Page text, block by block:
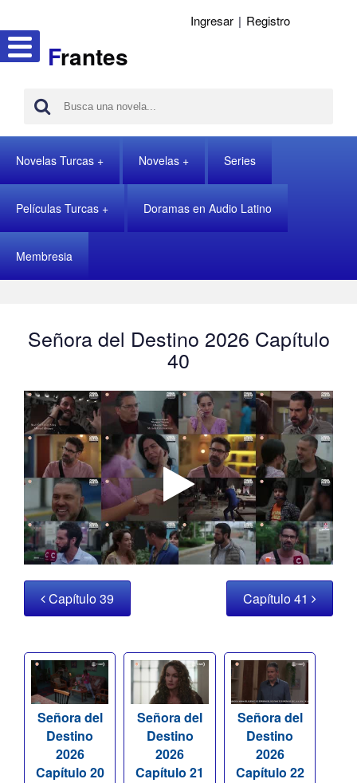
Frantes
Ingresar | Registro
Novelas Turcas Novelas Series
Películas Turcas Doramas en Audio Latino
Membresia
Señora del Destino 2026 Capítulo
40
Capítulo 39 Capítulo 41
Señora del
Destino
2026
Capítulo 20
Señora del
Destino
2026
Capítulo 21
Señora del
Destino
2026
Capítulo 22